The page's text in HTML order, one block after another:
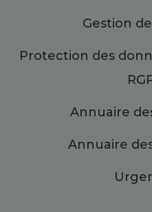
Gestion
Protection des
Annuaire
Annuaire